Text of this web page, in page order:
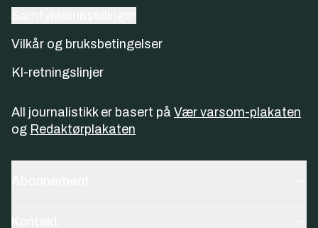
Vilkår og bruksbetingelser
KI-retningslinjer
All journalistikk er basert på Vær varsom-plakaten
og Redaktørplakaten